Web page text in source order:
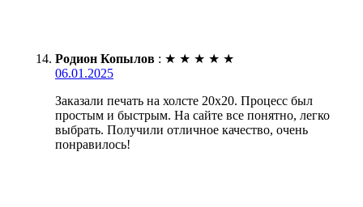
Родион Копылов : ★ ★ ★ ★ ★
06.01.2025
Заказали печать на холсте 20х20. Процесс был
простым и быстрым. На сайте все понятно, легко
выбрать. Получили отличное качество, очень
понравилось!